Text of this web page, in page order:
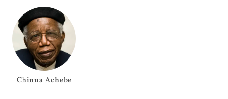
Chinua Achebe